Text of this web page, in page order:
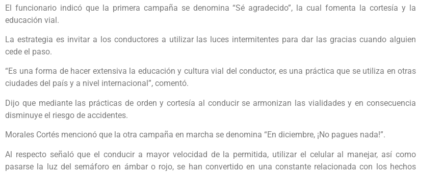
El funcionario indicó que la primera campaña se denomina “Sé agradecido”, la cual fomenta la cortesía y la
educación vial.
La estrategia es invitar a los conductores a utilizar las luces intermitentes para dar las gracias cuando alguien
cede el paso.
“Es una forma de hacer extensiva la educación y cultura vial del conductor, es una práctica que se utiliza en otras
ciudades del país y a nivel internacional”, comentó.
Dijo que mediante las prácticas de orden y cortesía al conducir se armonizan las vialidades y en consecuencia
disminuye el riesgo de accidentes.
Morales Cortés mencionó que la otra campaña en marcha se denomina “En diciembre, ¡No pagues nada!”.
Al respecto señaló que el conducir a mayor velocidad de la permitida, utilizar el celular al manejar, así como
pasarse la luz del semáforo en ámbar o rojo, se han convertido en una constante relacionada con los hechos